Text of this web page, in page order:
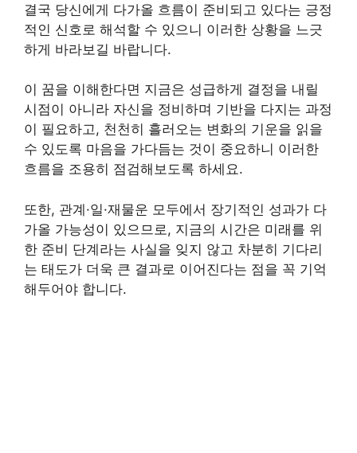
결국 당신에게 다가올 흐름이 준비되고 있다는 긍정
적인 신호로 해석할 수 있으니 이러한 상황을 느긋
하게 바라보길 바랍니다.
이 꿈을 이해한다면 지금은 성급하게 결정을 내릴
시점이 아니라 자신을 정비하며 기반을 다지는 과정
이 필요하고, 천천히 흘러오는 변화의 기운을 읽을
수 있도록 마음을 가다듬는 것이 중요하니 이러한
흐름을 조용히 점검해보도록 하세요.
또한, 관계·일·재물운 모두에서 장기적인 성과가 다
가올 가능성이 있으므로, 지금의 시간은 미래를 위
한 준비 단계라는 사실을 잊지 않고 차분히 기다리
는 태도가 더욱 큰 결과로 이어진다는 점을 꼭 기억
해두어야 합니다.